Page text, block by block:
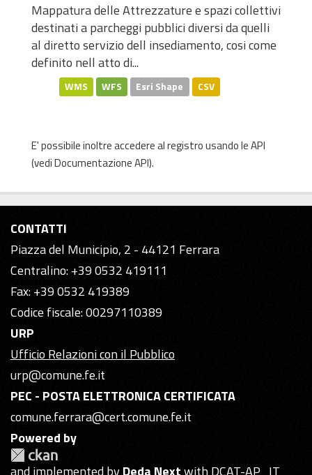
Mappatura delle Attrezzature e spazi collettivi
destinati a parcheggi pubblici diversi da quelli
al diretto servizio dell insediamento, cosi come
definito nell atto di...
WMS WFS Esri Shape CSV
E' possibile inoltre accedere al registro usando leAPI
(vediDocumentazione API).
CONTATTI
Piazza del Municipio, 2 - 44121 Ferrara
Centralino: +39 0532 419111
Fax: +39 0532 419389
Codice fiscale: 00297110389
URP
Ufficio Relazioni con il Pubblico
urp@comune.fe.it
PEC - POSTA ELETTRONICA CERTIFICATA
comune.ferrara@cert.comune.fe.it
Powered by
and implemented byDeda Nextwith DCAT-AP_IT